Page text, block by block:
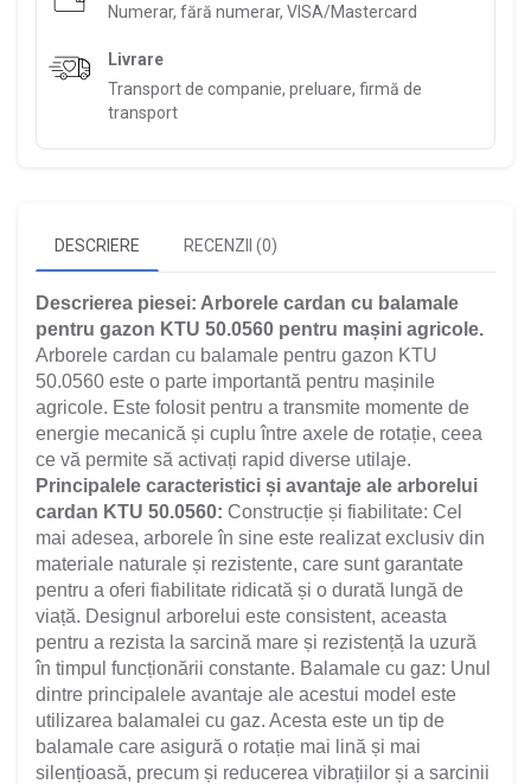
Numerar, fără numerar, VISA/Mastercard
Livrare
Transport de companie, preluare, firmă de
transport
DESCRIERE RECENZII (0)
Descrierea piesei: Arborele cardan cu balamale
pentru gazon KTU 50.0560 pentru mașini agricole.
Arborele cardan cu balamale pentru gazon KTU
50.0560 este o parte importantă pentru mașinile
agricole. Este folosit pentru a transmite momente de
energie mecanică și cuplu între axele de rotație, ceea
ce vă permite să activați rapid diverse utilaje.
Principalele caracteristici și avantaje ale arborelui
cardan KTU 50.0560: Construcție și fiabilitate: Cel
mai adesea, arborele în sine este realizat exclusiv din
materiale naturale și rezistente, care sunt garantate
pentru a oferi fiabilitate ridicată și o durată lungă de
viață. Designul arborelui este consistent, aceasta
pentru a rezista la sarcină mare și rezistență la uzură
în timpul funcționării constante. Balamale cu gaz: Unul
dintre principalele avantaje ale acestui model este
utilizarea balamalei cu gaz. Acesta este un tip de
balamale care asigură o rotație mai lină și mai
silențioasă, precum și reducerea vibrațiilor și a sarcinii